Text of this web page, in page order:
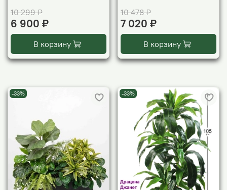
10 299 ₽
6 900 ₽
В корзину
10 478 ₽
7 020 ₽
В корзину
-33% -33%